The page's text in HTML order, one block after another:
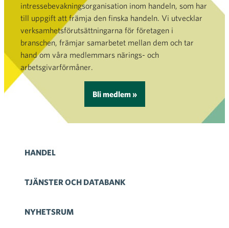
intressebevakningsorganisation inom handeln, som har
till uppgift att främja den finska handeln. Vi utvecklar
verksamhetsförutsättningarna för företagen i
branschen, främjar samarbetet mellan dem och tar
hand om våra medlemmars närings- och
arbetsgivarförmåner.
Bli medlem »
HANDEL
TJÄNSTER OCH DATABANK
NYHETSRUM